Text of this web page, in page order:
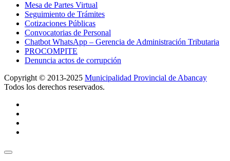
Mesa de Partes Virtual
Seguimiento de Trámites
Cotizaciones Públicas
Convocatorias de Personal
Chatbot WhatsApp – Gerencia de Administración Tributaria
PROCOMPITE
Denuncia actos de corrupción
Copyright © 2013-2025 Municipalidad Provincial de Abancay
Todos los derechos reservados.